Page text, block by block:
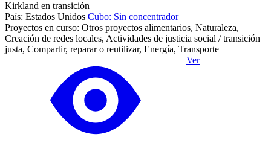
Kirkland en transición
País: Estados Unidos Cubo: Sin concentrador
Proyectos en curso: Otros proyectos alimentarios, Naturaleza,
Creación de redes locales, Actividades de justicia social / transición
justa, Compartir, reparar o reutilizar, Energía, Transporte
Ver